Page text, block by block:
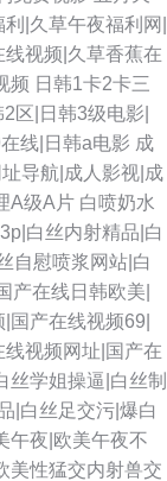
|久草午夜福利网|
视频|久草香蕉在
频 日韩1卡2卡三
区|日韩3级电影|
线|日韩a电影 成
导航|成人影视|成
A级A片 白喷奶水
白丝内射精品|白
自慰喷浆网站|白
产在线日韩欧美|
国产在线视频69|
视频网址|国产在
丝学姐操逼|白丝制
|白丝足交污|爆白
午夜|欧美午夜不
美性猛交内射兽交